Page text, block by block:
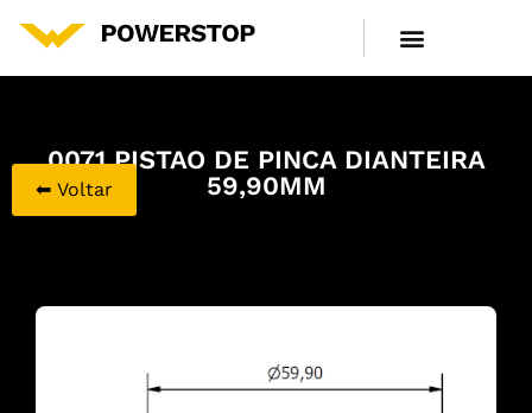
0071 PISTAO DE PINCA DIANTEIRA
59,90MM
⬅ Voltar